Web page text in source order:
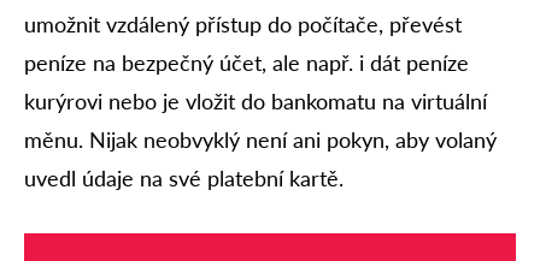
umožnit vzdálený přístup do počítače, převést
peníze na bezpečný účet, ale např. i dát peníze
kurýrovi nebo je vložit do bankomatu na virtuální
měnu. Nijak neobvyklý není ani pokyn, aby volaný
uvedl údaje na své platební kartě.